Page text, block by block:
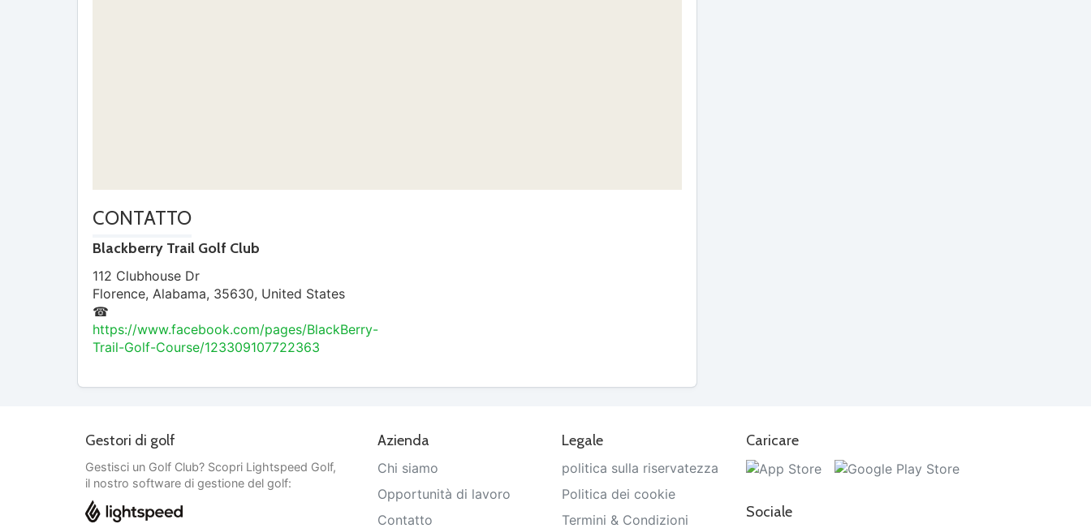
CONTATTO
Blackberry Trail Golf Club
112 Clubhouse Dr
Florence, Alabama, 35630, United States
☎
https://www.facebook.com/pages/BlackBerry-
Trail-Golf-Course/123309107722363
Gestori di golf
Gestisci un Golf Club? Scopri Lightspeed Golf,
il nostro software di gestione del golf:
Azienda
Chi siamo
Opportunità di lavoro
Contatto
Legale
politica sulla riservatezza
Politica dei cookie
Termini & Condizioni
Caricare
Sociale